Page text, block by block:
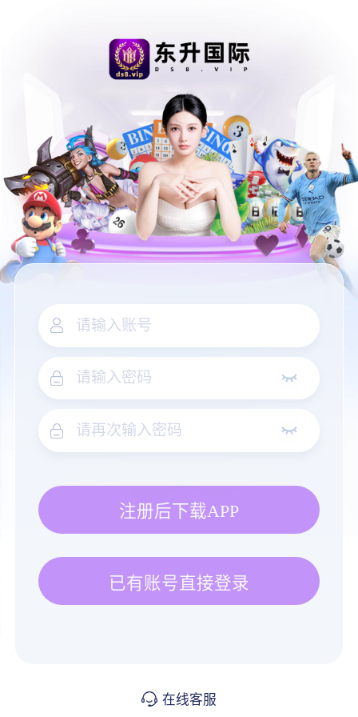
注册后下载APP
已有账号直接登录
在线客服